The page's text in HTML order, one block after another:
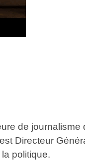
de journalisme
Directeur
politique.